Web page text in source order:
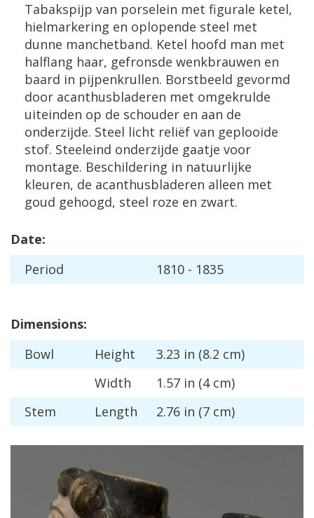
Tabakspijp van porselein met figurale ketel,
hielmarkering en oplopende steel met
dunne manchetband. Ketel hoofd man met
halflang haar, gefronsde wenkbrauwen en
baard in pijpenkrullen. Borstbeeld gevormd
door acanthusbladeren met omgekrulde
uiteinden op de schouder en aan de
onderzijde. Steel licht reliëf van geplooide
stof. Steeleind onderzijde gaatje voor
montage. Beschildering in natuurlijke
kleuren, de acanthusbladeren alleen met
goud gehoogd, steel roze en zwart.
Date:
Period
1810 - 1835
Dimensions:
Bowl
Height 3.23 in (8.2 cm)
Width
1.57 in (4 cm)
Stem
Length 2.76 in (7 cm)